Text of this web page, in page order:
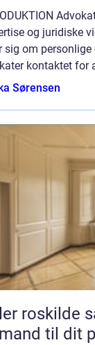
og juridiske
sig om
kontaktet for
Sørensen
sådan vælger du den rette
til dit